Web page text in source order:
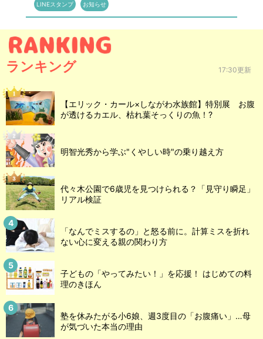
LINEスタンプ お知らせ
ランキング 17:30更新
【エリック・カール×しながわ水族館】特別展 お腹
が透けるカエル、枯れ葉そっくりの魚！?
明智光秀から学ぶ"くやしい時"の乗り越え方
代々木公園で6歳児を見つけられる？「見守り瞬足」
リアル検証
「なんでミスするの」と怒る前に。計算ミスを折れ
ない心に変える親の関わり方
子どもの「やってみたい！」を応援！ はじめての料
理のきほん
塾を休みたがる小6娘、週3度目の「お腹痛い」…母
が気づいた本当の理由